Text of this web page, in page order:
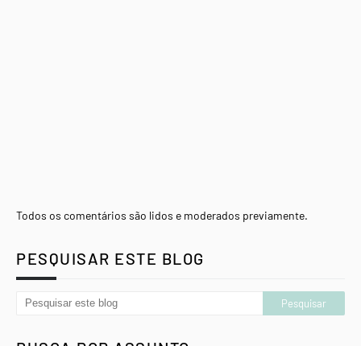
Todos os comentários são lidos e moderados previamente.
PESQUISAR ESTE BLOG